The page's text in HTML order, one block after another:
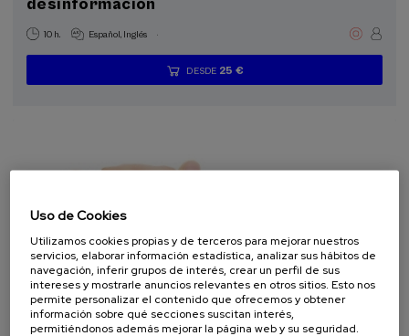
desinformación
10 h. Español Inglés .
...
DESDE 25 €
Últimas
plazas
Gratuito
Fecha
pasada
Lista
de
Plazo
de
SALUD PSICOLOGÍA CURSO DE VERANO
Uso de Cookies
Utilizamos cookies propias y de terceros para mejorar nuestros
servicios, elaborar información estadística, analizar sus hábitos de
navegación, inferir grupos de interés, crear un perfil de sus
intereses y mostrarle anuncios relevantes en otros sitios. Esto nos
permite personalizar el contenido que ofrecemos y obtener
información sobre qué secciones suscitan interés,
permitiéndonos además mejorar la página web y su seguridad.